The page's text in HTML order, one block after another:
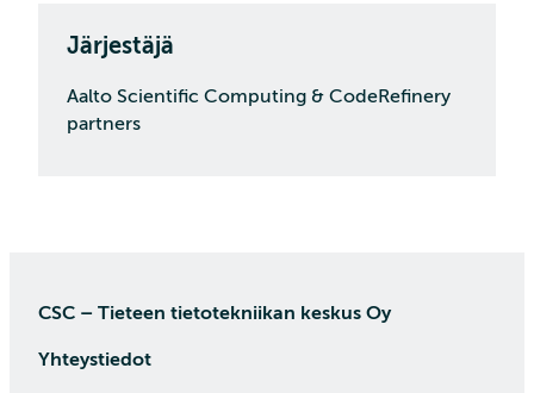
Järjestäjä
Aalto Scientific Computing & CodeRefinery
partners
CSC – Tieteen tietotekniikan keskus Oy
Yhteystiedot